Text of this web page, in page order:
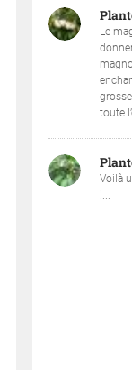
Le
toute
Voilà
!...